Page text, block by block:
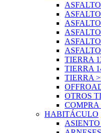
TIERRA
TIERRA
TIERRA
OTROS
HABITÁCULO